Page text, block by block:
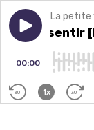
Play episodeJ2
: Ressentir
00:00
30 1x 30